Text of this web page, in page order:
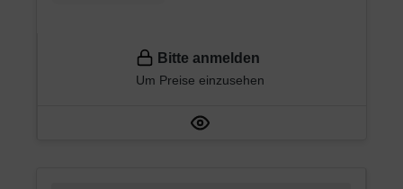
Bitte anmelden
Um Preise einzusehen